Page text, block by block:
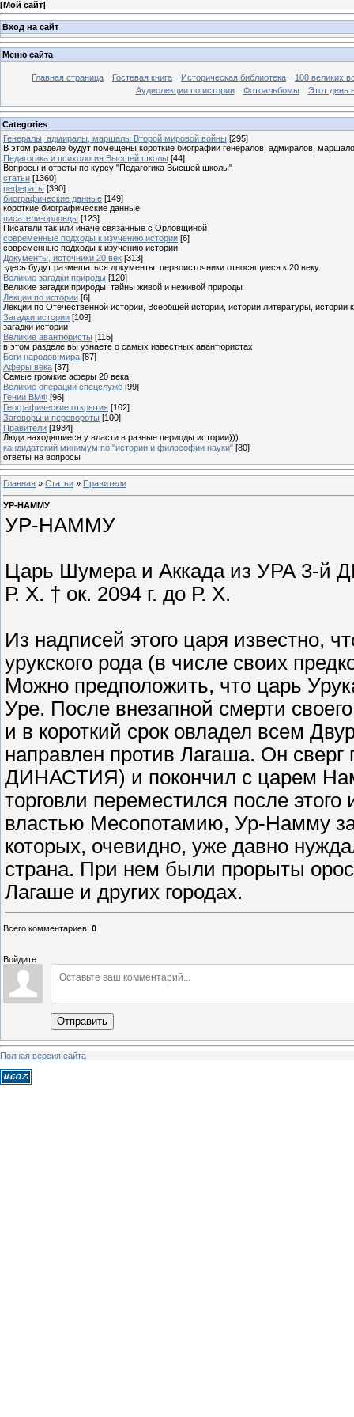
[Мой сайт]
Вход на сайт
Меню сайта
Главная страница Гостевая книга Историческая библиотека
100 великих
Аудиолекции по истории
Фотоальбомы Этот день
Categories
Генералы, адмиралы, маршалы Второй мировой войны [295]
В этом разделе будут помещены короткие биографии генералов, адмиралов,
Педагогика и психология Высшей школы [44]
Вопросы и ответы по курсу "Педагогика Высшей школы"
статьи [1360]
рефераты [390]
биографические данные [149]
короткие биографические данные
писатели-орловцы [123]
Писатели так или иначе связанные с Орловщиной
современные подходы к изучению истории [6]
современные подходы к изучению истории
Документы, источники 20 век [313]
здесь будут размещаться документы, первоисточники относящиеся к 20 веку.
Великие загадки природы [120]
Великие загадки природы: тайны живой и неживой природы
Лекции по истории [6]
Лекции по Отечественной истории, Всеобщей истории, истории литературы, истории
Загадки истории [109]
загадки истории
Великие авантюристы [115]
в этом разделе вы узнаете о самых известных авантюристах
Боги народов мира [87]
Аферы века [37]
Самые громкие аферы 20 века
Великие операции спецслужб [99]
Гении ВМФ [96]
Географические открытия [102]
Заговоры и перевороты [100]
Правители [1934]
Люди находящиеся у власти в разные периоды истории)))
кандидатский минимум по "истории и философии науки" [80]
ответы на вопросы
Главная » Статьи » Правители
УР-НАММУ
УР-НАММУ
Царь Шумера и Аккада из УРА 3-й
Р. Х. † ок. 2094 г. до Р. Х.
Из надписей этого царя известно,
урукского рода (в числе своих
Можно предположить, что царь
Уре. После внезапной смерти
и в короткий срок овладел всем
направлен против Лагаша. Он
ДИНАСТИЯ) и покончил с царем
торговли переместился после
властью Месопотамию, Ур-Намму
которых, очевидно, уже давно
страна. При нем были прорыты
Лагаше и других городах.
Всего комментариев: 0
Войдите:
Отправить
Полная версия сайта